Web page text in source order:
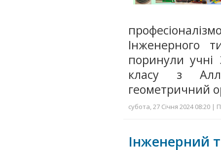
Інженерного
поринули
класу з
геометричний
субота, 27 Січня 2024 08:20 |
Інженерний